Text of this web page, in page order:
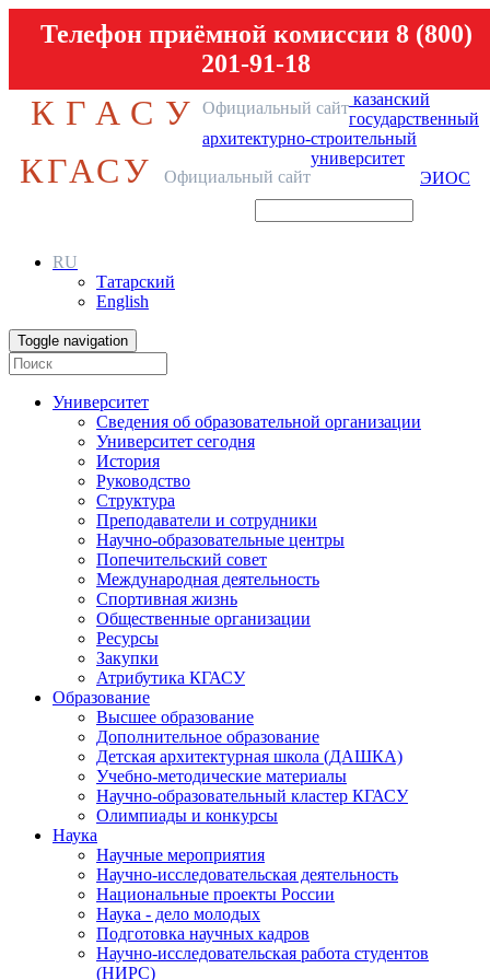
Телефон приёмной комиссии 8 (800)
201-91-18
КГАСУ Официальный сайт казанский
государственный
архитектурно-строительный
университет
КГАСУ Официальный сайт ЭИОС
RU
Татарский
English
Toggle navigation
Университет
Сведения об образовательной организации
Университет сегодня
История
Руководство
Структура
Преподаватели и сотрудники
Научно-образовательные центры
Попечительский совет
Международная деятельность
Спортивная жизнь
Общественные организации
Ресурсы
Закупки
Атрибутика КГАСУ
Образование
Высшее образование
Дополнительное образование
Детская архитектурная школа (ДАШКА)
Учебно-методические материалы
Научно-образовательный кластер КГАСУ
Олимпиады и конкурсы
Наука
Научные мероприятия
Научно-исследовательская деятельность
Национальные проекты России
Наука - дело молодых
Подготовка научных кадров
Научно-исследовательская работа студентов
(НИРС)